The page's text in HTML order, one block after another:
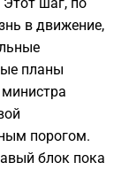
в движение,
планы
порогом.
блок пока